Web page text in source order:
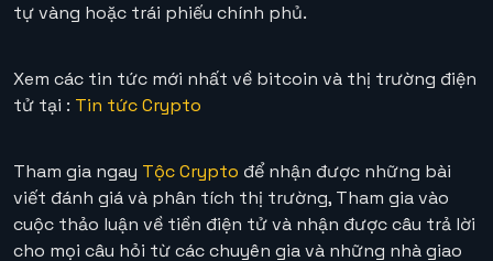
tự vàng hoặc trái phiếu chính phủ.
Xem các tin tức mới nhất về bitcoin và thị trường điện
tử tại : Tin tức Crypto
Tham gia ngay Tộc Crypto để nhận được những bài
viết đánh giá và phân tích thị trường, Tham gia vào
cuộc thảo luận về tiền điện tử và nhận được câu trả lời
cho mọi câu hỏi từ các chuyên gia và những nhà giao